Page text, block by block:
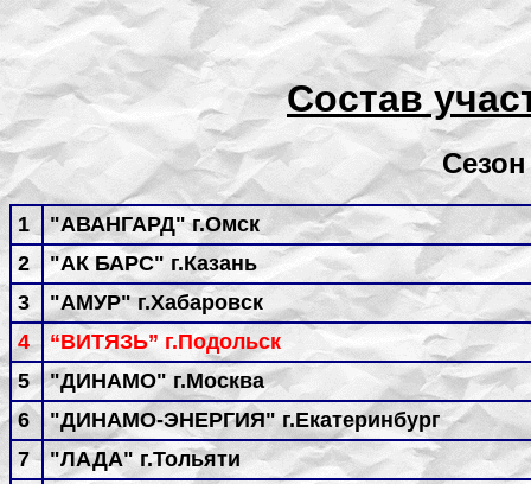
Состав
Сезон
1
"АВАНГАРД" г.Омск
2
"АК БАРС" г.Казань
3
"АМУР" г.Хабаровск
4
“ВИТЯЗЬ” г.Подольск
5
"ДИНАМО" г.Москва
6
"ДИНАМО-ЭНЕРГИЯ" г.Екатеринбург
7
"ЛАДА" г.Тольяти